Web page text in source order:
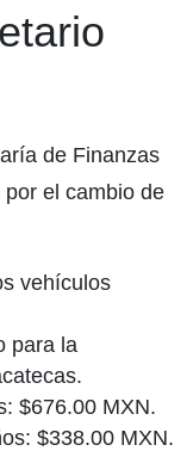
de Finanzas
el cambio de
vehículos
para la
$676.00 MXN.
$338.00 MXN.